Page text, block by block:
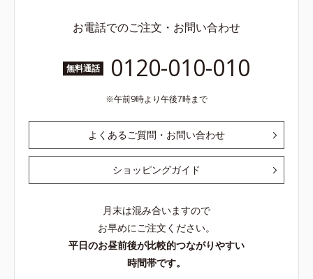
お電話でのご注文・お問い合わせ
無料通話 0120-010-010
午前9時より午後7時まで
よくあるご質問・お問い合わせ
ショッピングガイド
月末は混み合いますので
お早めにご注文ください。
平日のお昼前後が比較的つながりやすい
時間帯です。